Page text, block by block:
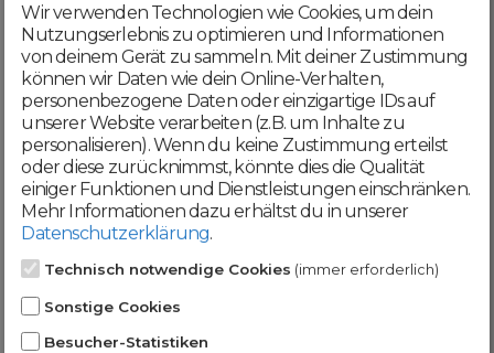
Mit deiner Registrierung bestätigst du,
dass du dieAGBund
Datenschutzerklärung akzeptierst
Weiter
Werde jetzt Teil der
DomainCatcher-
Community!
Wir verwenden Technologien wie Cookies, um dein
Nutzungserlebnis zu optimieren und Informationen
von deinem Gerät zu sammeln. Mit deiner Zustimmung
können wir Daten wie dein Online-Verhalten,
personenbezogene Daten oder einzigartige IDs auf
unserer Website verarbeiten (z.B. um Inhalte zu
personalisieren). Wenn du keine Zustimmung erteilst
oder diese zurücknimmst, könnte dies die Qualität
einiger Funktionen und Dienstleistungen einschränken.
Mehr Informationen dazu erhältst du in unserer
Datenschutzerklärung.
Technisch notwendige Cookies (immer erforderlich)
Sonstige Cookies
Besucher-Statistiken